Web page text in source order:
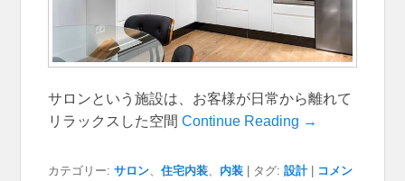
サロンという施設は、お客様が日常から離れて
リラックスした空間Continue Reading →
カテゴリー: サロン、住宅内装、 内装 タグ: 設計
コメン